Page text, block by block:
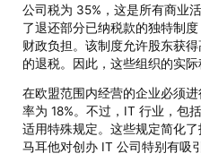
公司税为 35%，这是所有商业
了退还部分已纳税款的独特制
财政负担。该制度允许股东获
的退税。因此，这些组织的实际
在欧盟范围内经营的企业必须
率为 18%。不过，IT 行业，包
适用特殊规定。这些规定简化
马耳他对创办 IT 公司特别有吸引